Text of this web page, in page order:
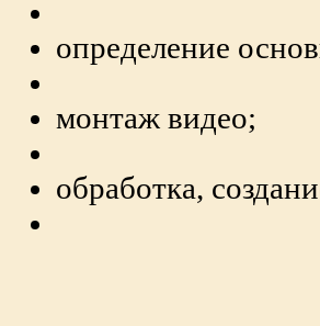
определение
монтаж видео;
обработка,